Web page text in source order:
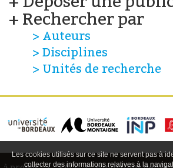
+ Rechercher par
> Auteurs
> Disciplines
> Unités de recherche
Les cookies utilisés sur ce site ne servent pas à
collecter des informations relatives à la